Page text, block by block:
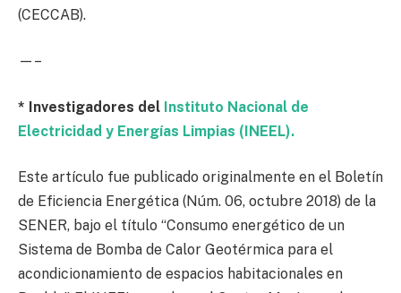
(CECCAB).
—–
* Investigadores del Instituto Nacional de
Electricidad y Energías Limpias (INEEL).
Este artículo fue publicado originalmente en el Boletín
de Eficiencia Energética (Núm. 06, octubre 2018) de la
SENER, bajo el título “Consumo energético de un
Sistema de Bomba de Calor Geotérmica para el
acondicionamiento de espacios habitacionales en